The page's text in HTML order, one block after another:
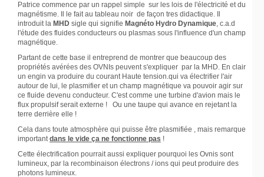
Patrice commence par un rappel simple sur les lois de l'électricité et du
magnétisme. Il le fait au tableau noir de façon tres didactique. Il
introduit la MHD sigle qui signifie Magnéto Hydro Dynamique , c.a.d
l'étude des fluides conducteurs ou plasmas sous l'influence d'un champ
magnétique.
Partant de cette base il entreprend de montrer que beaucoup des
propriétés avérées des OVNIs peuvent s'expliquer par la MHD. En clair
un engin va produire du courant Haute tension.qui va électrifier l'air
autour de lui, le plasmifier et un champ magnétique va pouvoir agir sur
ce fluide devenu conducteur. C'est comme une turbine d'avion mais le
flux propulsif serait externe ! Ou une taupe qui avance en rejetant la
terre derrière elle !
Cela dans toute atmosphère qui puisse être plasmifiée , mais remarque
important dans le vide ça ne fonctionne pas !
Cette électrification pourrait aussi expliquer pourquoi les Ovnis sont
lumineux, par la recombinaison électrons / ions qui peut produire des
photons lumineux.